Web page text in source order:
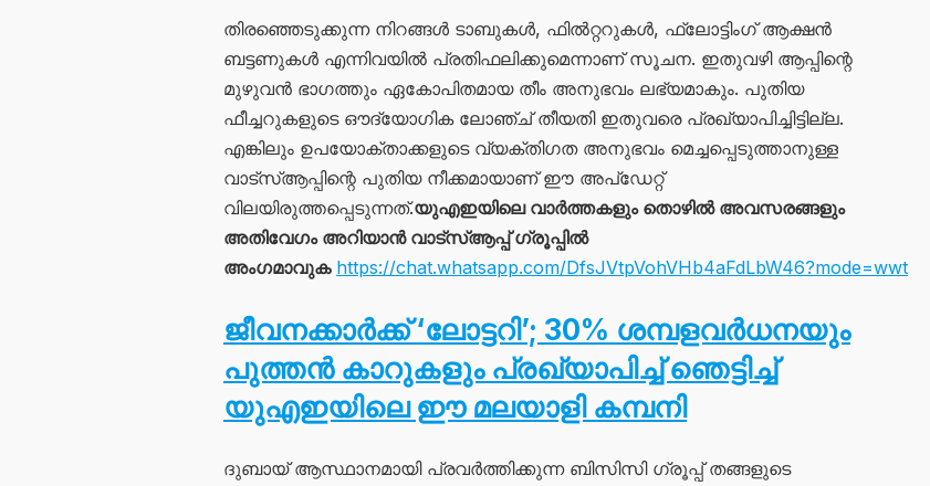
തിരഞ്ഞെടുക്കുന്ന നിറങ്ങൾ ടാബുകൾ, ഫിൽറ്ററുകൾ, ഫ്ലോട്ടിംഗ് ആക്ഷൻ
ബട്ടണുകൾ എന്നിവയിൽ പ്രതിഫലിക്കുമെന്നാണ് സൂചന. ഇതുവഴി ആപ്പിന്റെ
മുഴുവൻ ഭാഗത്തും ഏകോപിതമായ തീം അനുഭവം ലഭ്യമാകും. പുതിയ
ഫീച്ചറുകളുടെ ഔദ്യോഗിക ലോഞ്ച് തീയതി ഇതുവരെ പ്രഖ്യാപിച്ചിട്ടില്ല.
എങ്കിലും ഉപയോക്താക്കളുടെ വ്യക്തിഗത അനുഭവം മെച്ചപ്പെടുത്താനുള്ള
വാട്സ്ആപ്പിന്റെ പുതിയ നീക്കമായാണ് ഈ അപ്ഡേറ്റ്
വിലയിരുത്തപ്പെടുന്നത്.യുഎഇയിലെ വാർത്തകളും തൊഴിൽ അവസരങ്ങളും
അതിവേഗം അറിയാൻ വാട്സ്ആപ്പ് ഗ്രൂപ്പിൽ
അംഗമാവുക https://chat.whatsapp.com/DfsJVtpVohVHb4aFdLbW46?mode=wwt
ജീവനക്കാർക്ക് ‘ലോട്ടറി’; 30% ശമ്പളവർധനയും
പുത്തൻ കാറുകളും പ്രഖ്യാപിച്ച് ഞെട്ടിച്ച്
യുഎഇയിലെ ഈ മലയാളി കമ്പനി
ദുബായ് ആസ്ഥാനമായി പ്രവർത്തിക്കുന്ന ബിസിസി ഗ്രൂപ്പ് തങ്ങളുടെ